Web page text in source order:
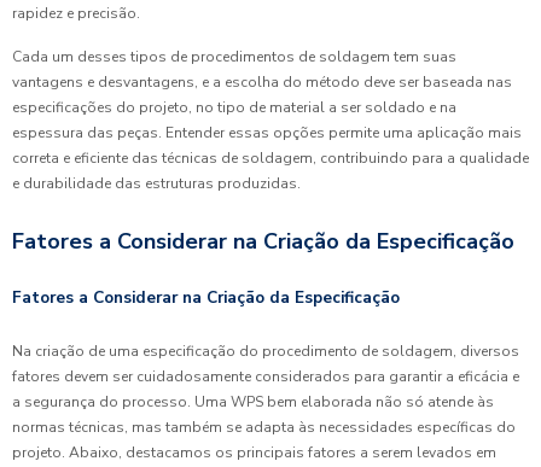
rapidez e precisão.
Cada um desses tipos de procedimentos de soldagem tem suas
vantagens e desvantagens, e a escolha do método deve ser baseada nas
especificações do projeto, no tipo de material a ser soldado e na
espessura das peças. Entender essas opções permite uma aplicação mais
correta e eficiente das técnicas de soldagem, contribuindo para a qualidade
e durabilidade das estruturas produzidas.
Fatores a Considerar na Criação da Especificação
Fatores a Considerar na Criação da Especificação
Na criação de uma especificação do procedimento de soldagem, diversos
fatores devem ser cuidadosamente considerados para garantir a eficácia e
a segurança do processo. Uma WPS bem elaborada não só atende às
normas técnicas, mas também se adapta às necessidades específicas do
projeto. Abaixo, destacamos os principais fatores a serem levados em